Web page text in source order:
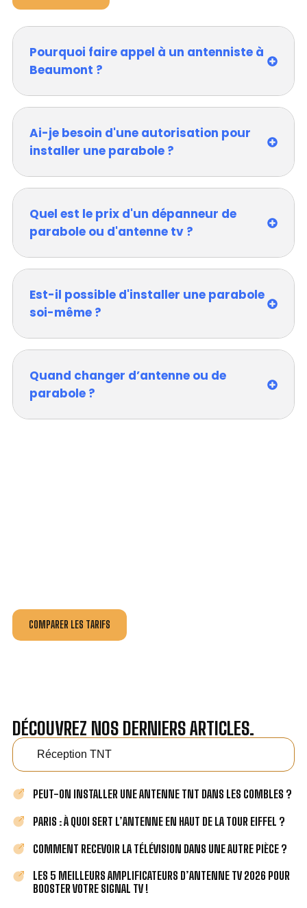
Pourquoi faire appel à un antenniste à
Beaumont ?
Ai-je besoin d'une autorisation pour
installer une parabole ?
Quel est le prix d'un dépanneur de
parabole ou d'antenne tv ?
Est-il possible d'installer une parabole
soi-même ?
Quand changer d’antenne ou de
parabole ?
COMPARER LES TARIFS
DÉCOUVREZ NOS DERNIERS ARTICLES.
Réception TNT
PEUT-ON INSTALLER UNE ANTENNE TNT DANS LES COMBLES ?
PARIS : À QUOI SERT L’ANTENNE EN HAUT DE LA TOUR EIFFEL ?
COMMENT RECEVOIR LA TÉLÉVISION DANS UNE AUTRE PIÈCE ?
LES 5 MEILLEURS AMPLIFICATEURS D’ANTENNE TV 2026 POUR
BOOSTER VOTRE SIGNAL TV !